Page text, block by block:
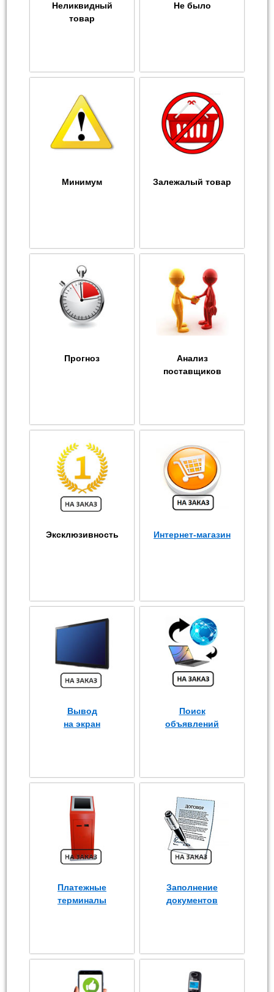
Неликвидный
товар
Не было
Минимум Залежалый товар
Прогноз
Анализ
поставщиков
Эксклюзивность Интернет-магазин
Вывод
на экран
Поиск
объявлений
Платежные
терминалы
Заполнение
документов